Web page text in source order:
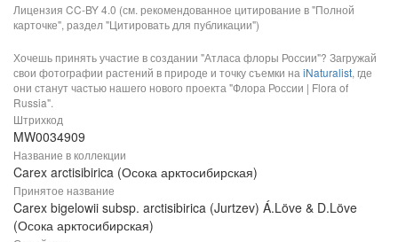
Лицензия CC-BY 4.0 (см. рекомендованное цитирование в "Полной
карточке", раздел "Цитировать для публикации")
Хочешь принять участие в создании "Атласа флоры России"? Загружай
свои фотографии растений в природе и точку съемки на iNaturalist, где
они станут частью нашего нового проекта "Флора России | Flora of
Russia".
Штрихкод
MW0034909
Название в коллекции
Carex arctisibirica (Осока арктосибирская)
Принятое название
Carex bigelowii subsp. arctisibirica (Jurtzev) Á.Löve & D.Löve
(Осока арктосибирская)